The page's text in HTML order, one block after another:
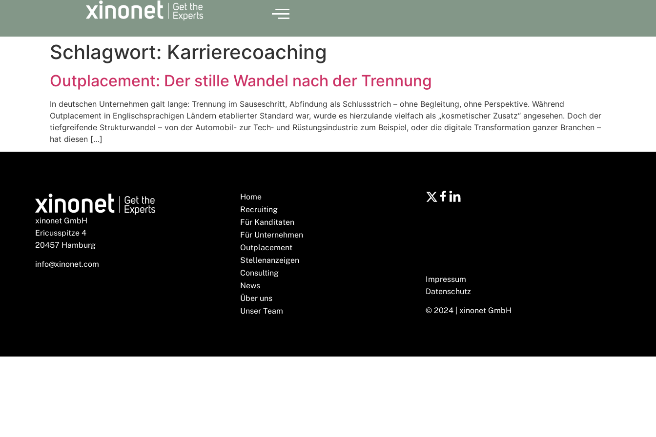
Schlagwort: Karrierecoaching
Outplacement: Der stille Wandel nach der Trennung
In deutschen Unternehmen galt lange: Trennung im Sauseschritt, Abfindung als Schlussstrich – ohne Begleitung, ohne Perspektive. Während
Outplacement in Englischsprachigen Ländern etablierter Standard war, wurde es hierzulande vielfach als „kosmetischer Zusatz“ angesehen. Doch der
tiefgreifende Strukturwandel – von der Automobil- zur Tech‑ und Rüstungsindustrie zum Beispiel, oder die digitale Transformation ganzer Branchen –
hat diesen […]
xinonet GmbH
Ericusspitze 4
20457 Hamburg
info@xinonet.com
Home
Recruiting
Für Kanditaten
Für Unternehmen
Outplacement
Stellenanzeigen
Consulting
News
Über uns
Unser Team
Impressum
Datenschutz
© 2024 | xinonet GmbH